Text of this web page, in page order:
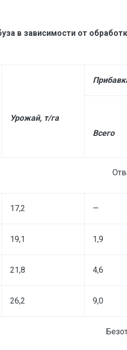
в зависимости от
Урожай, т/га
Всего
17,2 —
19,1 1,9
21,8 4,6
26,2 9,0